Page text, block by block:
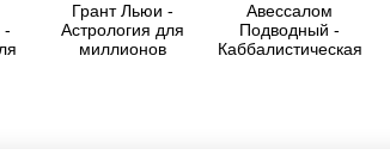
-
Грант Льюи -
Астрология для
миллионов
Авессалом
Подводный -
Каббалистическая